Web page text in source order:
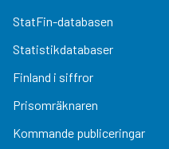
StatFin-databasen
Statistikdatabaser
Finland i siffror
Prisomräknaren
Kommande publiceringar